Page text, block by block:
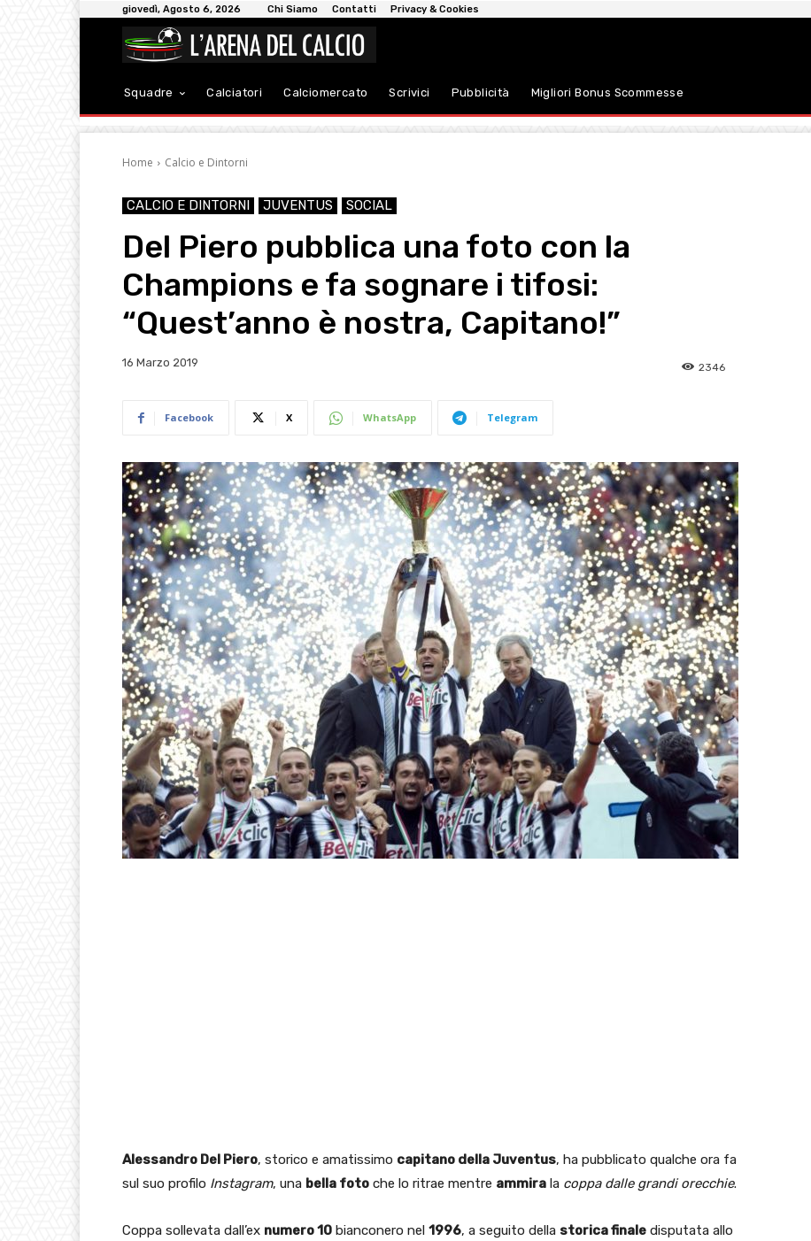
giovedì, Agosto 6, 2026 Chi Siamo Contatti Privacy & Cookies
Squadre Calciatori Calciomercato Scrivici Pubblicità Migliori Bonus Scommesse
Home Calcio e Dintorni
CALCIO E DINTORNI JUVENTUS SOCIAL
Del Piero pubblica una foto con la
Champions e fa sognare i tifosi:
“Quest’anno è nostra, Capitano!”
16 Marzo 2019 2346
Facebook X WhatsApp Telegram
Alessandro Del Piero, storico e amatissimo capitano della Juventus, ha pubblicato qualche ora fa
sul suo profilo Instagram, una bella foto che lo ritrae mentre ammira la coppa dalle grandi orecchie.
Coppa sollevata dall’ex numero 10 bianconero nel 1996, a seguito della storica finale disputata allo